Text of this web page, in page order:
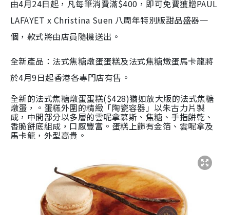
由4月24日起，凡每筆消費滿$400，即可免費獲贈PAUL
LAFAYET x Christina Suen 八周年特別版甜品盛器一
個，款式將由店員隨機送出。
全新產品：法式焦糖燉蛋蛋糕及法式焦糖燉蛋馬卡龍將
於4月9日起香港各專門店有售。
全新的法式焦糖燉蛋蛋糕($428)猶如放大版的法式焦糖
燉蛋，。蛋糕外圍的精緻「陶瓷容器」以朱古力片製
成，中間部分以多層的雲呢拿慕斯、焦糖、手指餅乾、
香脆餅底組成，口感豐富。蛋糕上飾有金箔、雲呢拿及
馬卡龍，外型高貴。